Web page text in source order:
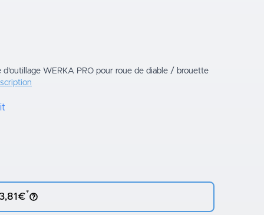
d'outillage WERKA PRO pour roue de diable / brouette
*